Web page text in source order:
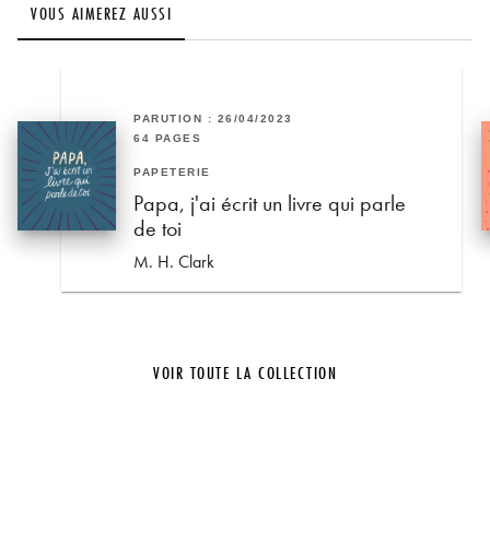
VOUS AIMEREZ AUSSI
PARUTION : 26/04/2023
64 PAGES
PAPETERIE
Papa, j'ai écrit un livre qui parle
de toi
M. H. Clark
VOIR TOUTE LA COLLECTION